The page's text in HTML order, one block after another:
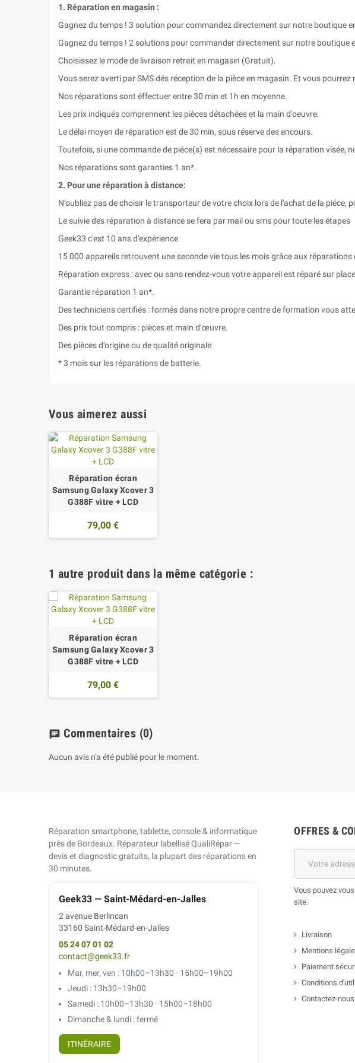
1. Réparation en magasin :
Gagnez du temps ! 3 solution pour commandez directement sur notre boutique
Gagnez du temps ! 2 solutions pour commander directement sur notre boutique
Choisissez le mode de livraison retrait en magasin (Gratuit).
Vous serez averti par SMS dés réception de la pièce en magasin. Et vous
Nos réparations sont éffectuer entre 30 min et 1h en moyenne.
Les prix indiqués comprennent les pièces détachées et la main d'oeuvre.
Le délai moyen de réparation est de 30 min, sous réserve des encours.
Toutefois, si une commande de piéce(s) est nécessaire pour la réparation visée,
Nos réparations sont garanties 1 an*.
2. Pour une réparation à distance:
N'oubliez pas de choisir le transporteur de votre choix lors de l'achat de la piéce,
Le suivie des réparation à distance se fera par mail ou sms pour toute les étapes
Geek33 c'est 10 ans d'expérience
15 000 appareils retrouvent une seconde vie tous les mois grâce aux
Réparation express : avec ou sans rendez-vous votre appareil est réparé sur
Garantie réparation 1 an*.
Des techniciens certifiés : formés dans notre propre centre de formation vous
Des prix tout compris : pièces et main d’œuvre.
Des pièces d’origine ou de qualité originale
* 3 mois sur les réparations de batterie.
Vous aimerez aussi
Réparation écran
Samsung Galaxy Xcover 3
G388F vitre + LCD
79,00 €
1 autre produit dans la même catégorie :
Réparation écran
Samsung Galaxy Xcover 3
G388F vitre + LCD
79,00 €
chat Commentaires (0)
Aucun avis n'a été publié pour le moment.
Réparation smartphone, tablette, console & informatique
près de Bordeaux. Réparateur labellisé QualiRépar —
devis et diagnostic gratuits, la plupart des réparations en
30 minutes.
Geek33 — Saint-Médard-en-Jalles
2 avenue Berlincan
33160 Saint-Médard-en-Jalles
05 24 07 01 02
contact@geek33.fr
Mar, mer, ven : 10h00–13h30 · 15h00–19h00
Jeudi : 13h30–19h00
Samedi : 10h00–13h30 · 15h00–18h00
Dimanche & lundi : fermé
ITINÉRAIRE
OFFRES &
Vous pouvez
site.
Livraison
Mentions
Paiement
Conditions
Contactez-nous